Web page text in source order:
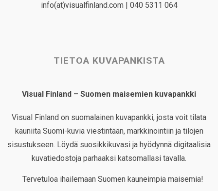
info(at)visualfinland.com | 040 5311 064
TIETOA KUVAPANKISTA
Visual Finland – Suomen maisemien kuvapankki
Visual Finland on suomalainen kuvapankki, josta voit tilata
kauniita Suomi-kuvia viestintään, markkinointiin ja tilojen
sisustukseen. Löydä suosikkikuvasi ja hyödynnä digitaalisia
kuvatiedostoja parhaaksi katsomallasi tavalla.
Tervetuloa ihailemaan Suomen kauneimpia maisemia!